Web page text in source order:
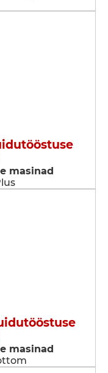
masinad
masinad